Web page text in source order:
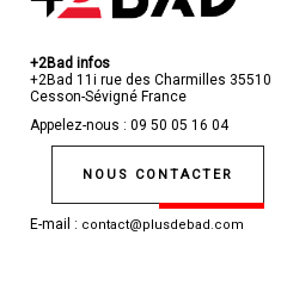
+2Bad infos
+2Bad 11i rue des Charmilles 35510
Cesson-Sévigné France
Appelez-nous : 09 50 05 16 04
NOUS CONTACTER
E-mail : contact@plusdebad.com